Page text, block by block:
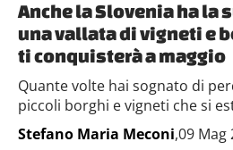
Anche la Slovenia ha la
una vallata di vigneti e
ti conquisterà a maggio
Quante volte hai sognato di
piccoli borghi e vigneti che si
Stefano Maria Meconi,09 Mag